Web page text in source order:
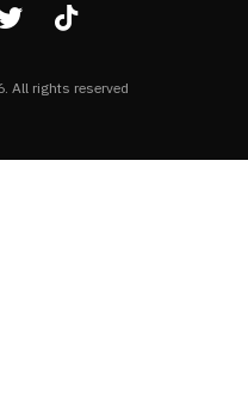
All rights reserved